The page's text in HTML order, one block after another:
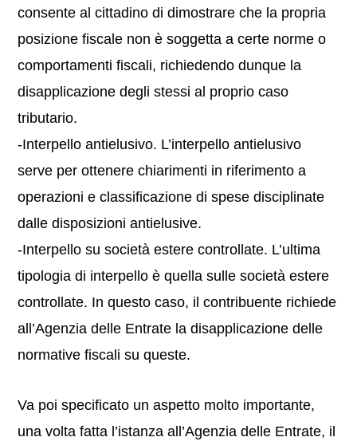
consente al cittadino di dimostrare che la propria
posizione fiscale non è soggetta a certe norme o
comportamenti fiscali, richiedendo dunque la
disapplicazione degli stessi al proprio caso
tributario.
-Interpello antielusivo. L’interpello antielusivo
serve per ottenere chiarimenti in riferimento a
operazioni e classificazione di spese disciplinate
dalle disposizioni antielusive.
-Interpello su società estere controllate. L’ultima
tipologia di interpello è quella sulle società estere
controllate. In questo caso, il contribuente richiede
all’Agenzia delle Entrate la disapplicazione delle
normative fiscali su queste.
Va poi specificato un aspetto molto importante,
una volta fatta l’istanza all’Agenzia delle Entrate, il